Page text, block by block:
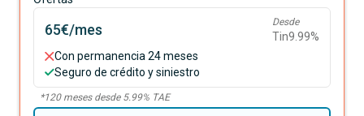
65€/mes Desde
Tin9.99%
Con permanencia 24 meses
Seguro de crédito y siniestro
*120meses desde 5.99% TAE